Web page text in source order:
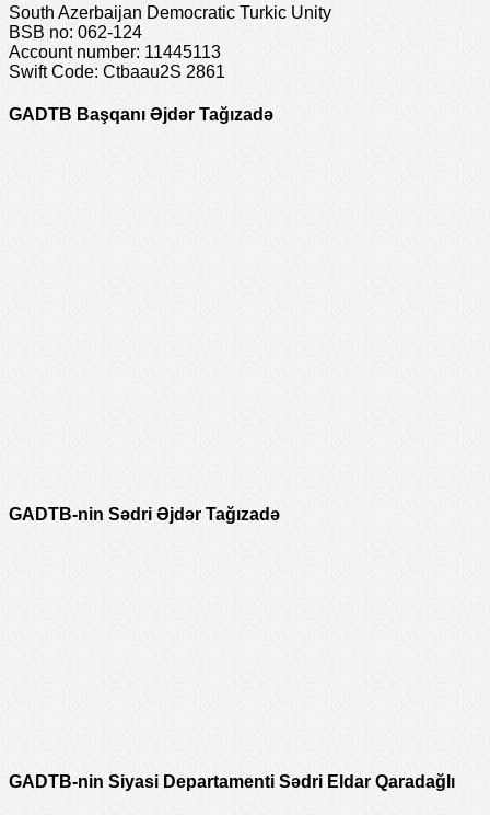
South Azerbaijan Democratic Turkic Unity
BSB no: 062-124
Account number: 11445113
Swift Code: Ctbaau2S 2861
GADTB Başqanı Əjdər Tağızadə
GADTB-nin Sədri Əjdər Tağızadə
GADTB-nin Siyasi Departamenti Sədri Eldar Qaradağlı